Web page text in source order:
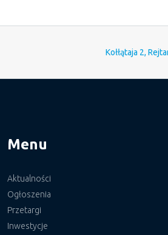
Kołłątaja 2,
Menu
Aktualności
Ogłoszenia
Przetargi
Inwestycje